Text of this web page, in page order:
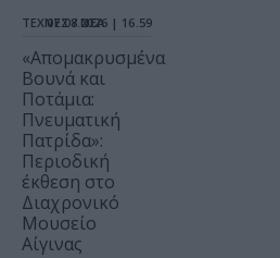
ΤΕΧΝΕΣ / ΝΕΑ
07.08.2026 | 16.59
«Απομακρυσμένα
Βουνά και
Ποτάμια:
Πνευματική
Πατρίδα»:
Περιοδική
έκθεση στο
Διαχρονικό
Μουσείο
Αίγινας